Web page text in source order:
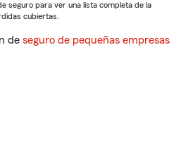
seguro para ver una lista completa de la
cubiertas.
de seguro de pequeñas empresas